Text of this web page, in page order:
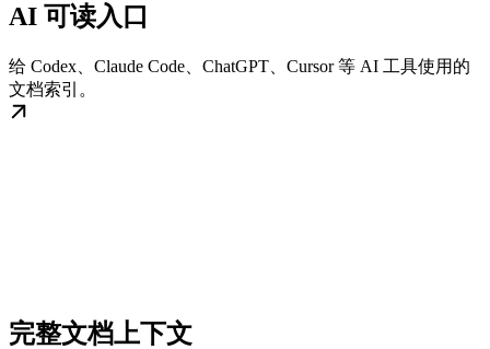
AI 可读入口
给 Codex、Claude Code、ChatGPT、Cursor 等 AI 工具使用的
文档索引。
完整文档上下文